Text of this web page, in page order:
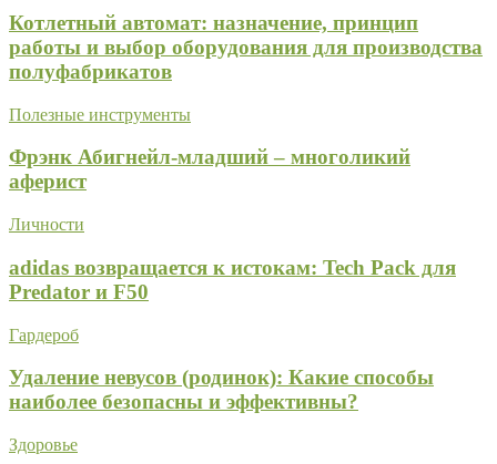
Котлетный автомат: назначение, принцип
работы и выбор оборудования для производства
полуфабрикатов
Полезные инструменты
Фрэнк Абигнейл-младший – многоликий
аферист
Личности
adidas возвращается к истокам: Tech Pack для
Predator и F50
Гардероб
Удаление невусов (родинок): Какие способы
наиболее безопасны и эффективны?
Здоровье